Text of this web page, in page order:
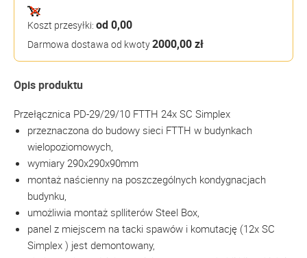
Koszt przesyłki: od 0,00
Darmowa dostawa od kwoty2000,00 zł
Opis produktu
Przełącznica PD-29/29/10 FTTH 24x SC Simplex
przeznaczona do budowy sieci FTTH w budynkach
wielopoziomowych,
wymiary 290x290x90mm
montaż naścienny na poszczególnych kondygnacjach
budynku,
umożliwia montaż splliterów Steel Box,
panel z miejscem na tacki spawów i komutację (12x SC
Simplex ) jest demontowany,